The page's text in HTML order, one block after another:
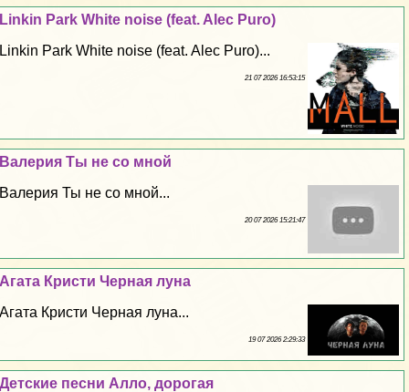
Linkin Park White noise (feat. Alec Puro)
Linkin Park White noise (feat. Alec Puro)...
21 07 2026 16:53:15
Валерия Ты не со мной
Валерия Ты не со мной...
20 07 2026 15:21:47
Агата Кристи Черная луна
Агата Кристи Черная луна...
19 07 2026 2:29:33
Детские песни Алло, дорогая